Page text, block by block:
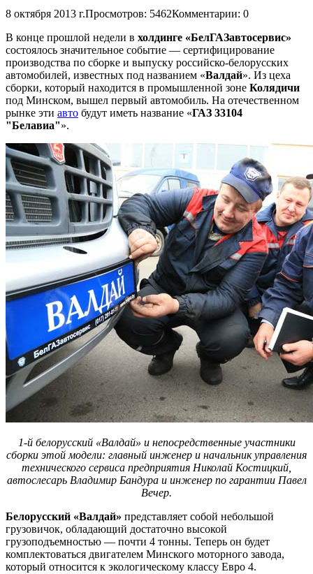
8 октября 2013 г.Просмотров: 5462Комментарии: 0
В конце прошлой недели в холдинге «БелГАЗавтосервис»
состоялось значительное событие — сертифицирование
производства по сборке и выпуску российско-белорусских
автомобилей, известных под названием «Валдай». Из цеха
сборки, который находится в промышленной зоне Колядичи
под Минском, вышел первый автомобиль. На отечественном
рынке эти авто будут иметь название «ГАЗ 33104
"Белавиа"».
1-й белорусский «Валдай» и непосредственные участники
сборки этой модели: главный инженер и начальник управления
технического сервиса предприятия Николай Костицкий,
автослесарь Владимир Бандура и инженер по гарантии Павел
Вечер.
Белорусский «Валдай» представляет собой небольшой
грузовичок, обладающий достаточно высокой
грузоподъемностью — почти 4 тонны. Теперь он будет
комплектоваться двигателем Минского моторного завода,
который относится к экологическому классу Евро 4.